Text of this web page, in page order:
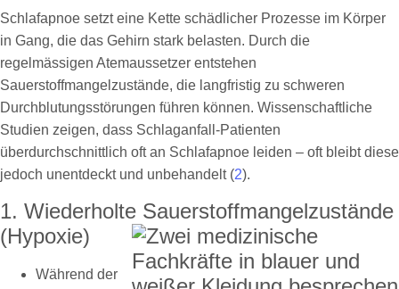
Schlafapnoe setzt eine Kette schädlicher Prozesse im Körper
in Gang, die das Gehirn stark belasten. Durch die
regelmässigen Atemaussetzer entstehen
Sauerstoffmangelzustände, die langfristig zu schweren
Durchblutungsstörungen führen können. Wissenschaftliche
Studien zeigen, dass Schlaganfall-Patienten
überdurchschnittlich oft an Schlafapnoe leiden – oft bleibt diese
jedoch unentdeckt und unbehandelt (2).
1. Wiederholte Sauerstoffmangelzustände
(Hypoxie)
Während der